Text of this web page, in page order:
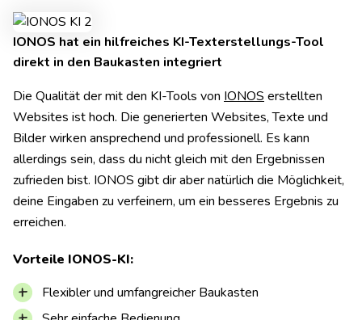
IONOS hat ein hilfreiches KI-Texterstellungs-Tool
direkt in den Baukasten integriert
Die Qualität der mit den KI-Tools von IONOS erstellten
Websites ist hoch. Die generierten Websites, Texte und
Bilder wirken ansprechend und professionell. Es kann
allerdings sein, dass du nicht gleich mit den Ergebnissen
zufrieden bist. IONOS gibt dir aber natürlich die Möglichkeit,
deine Eingaben zu verfeinern, um ein besseres Ergebnis zu
erreichen.
Vorteile IONOS-KI:
Flexibler und umfangreicher Baukasten